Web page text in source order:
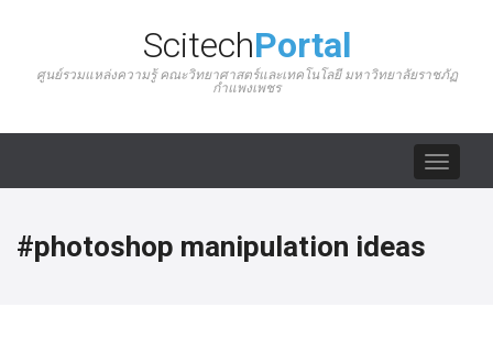
ScitechPortal
ศูนย์รวมแหล่งความรู้ คณะวิทยาศาสตร์และเทคโนโลยี มหาวิทยาลัยราชภัฏ
กำแพงเพชร
Toggle
#photoshop manipulation ideas